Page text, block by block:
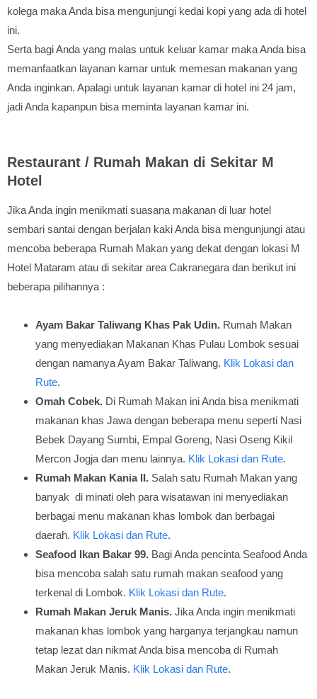
kolega maka Anda bisa mengunjungi kedai kopi yang ada di hotel
ini.
Serta bagi Anda yang malas untuk keluar kamar maka Anda bisa
memanfaatkan layanan kamar untuk memesan makanan yang
Anda inginkan. Apalagi untuk layanan kamar di hotel ini 24 jam,
jadi Anda kapanpun bisa meminta layanan kamar ini.
Restaurant / Rumah Makan di Sekitar M
Hotel
Jika Anda ingin menikmati suasana makanan di luar hotel
sembari santai dengan berjalan kaki Anda bisa mengunjungi atau
mencoba beberapa Rumah Makan yang dekat dengan lokasi M
Hotel Mataram atau di sekitar area Cakranegara dan berikut ini
beberapa pilihannya :
Ayam Bakar Taliwang Khas Pak Udin. Rumah Makan
yang menyediakan Makanan Khas Pulau Lombok sesuai
dengan namanya Ayam Bakar Taliwang. Klik Lokasi dan
Rute.
Omah Cobek. Di Rumah Makan ini Anda bisa menikmati
makanan khas Jawa dengan beberapa menu seperti Nasi
Bebek Dayang Sumbi, Empal Goreng, Nasi Oseng Kikil
Mercon Jogja dan menu lainnya. Klik Lokasi dan Rute.
Rumah Makan Kania II. Salah satu Rumah Makan yang
banyak di minati oleh para wisatawan ini menyediakan
berbagai menu makanan khas lombok dan berbagai
daerah. Klik Lokasi dan Rute.
Seafood Ikan Bakar 99. Bagi Anda pencinta Seafood Anda
bisa mencoba salah satu rumah makan seafood yang
terkenal di Lombok. Klik Lokasi dan Rute.
Rumah Makan Jeruk Manis. Jika Anda ingin menikmati
makanan khas lombok yang harganya terjangkau namun
tetap lezat dan nikmat Anda bisa mencoba di Rumah
Makan Jeruk Manis. Klik Lokasi dan Rute.